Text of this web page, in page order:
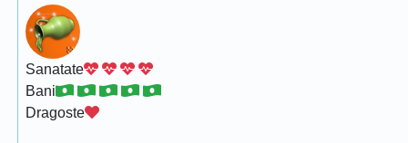
Sanatate
Bani
Dragoste